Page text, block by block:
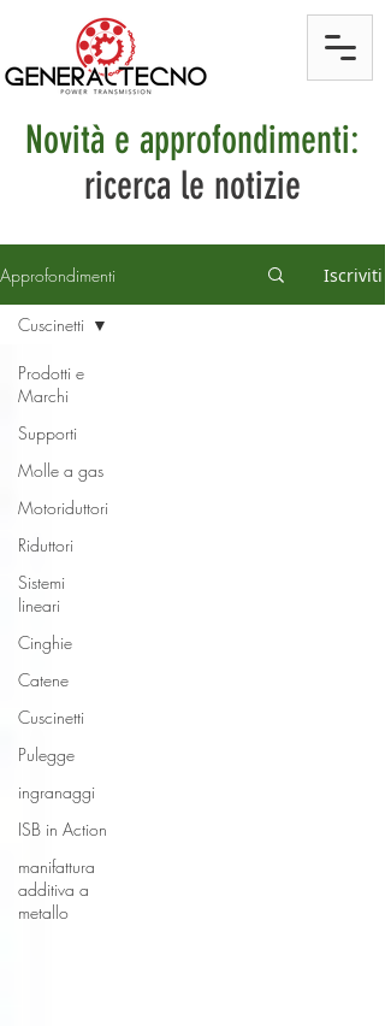
Novità e approfondimenti:
ricerca le notizie
Approfondimenti Iscriviti
Prodotti e
Marchi
Supporti
Molle a gas
Motoriduttori
Riduttori
Sistemi
lineari
Cinghie
Catene
Cuscinetti
Pulegge
ingranaggi
ISB in Action
manifattura
additiva a
metallo
Cuscinetti